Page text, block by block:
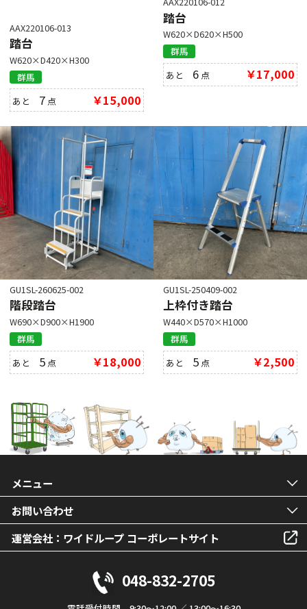
AAX220106-013
踏台
W620×D420×H300
群馬
あと 7 点 ￥15,000
踏台
W620×D620×H500
群馬
あと 6 点 ￥17,000
GU1SL-260625-002
階段踏台
W690×D900×H1900
群馬
あと 5 点 ￥18,000
GU1SL-250409-002
上枠付き踏台
W440×D570×H1000
群馬
あと 5 点 ￥2,500
メニュー
お問い合わせ
運営会社：ワイドループ コーポレートサイト
048-832-2705